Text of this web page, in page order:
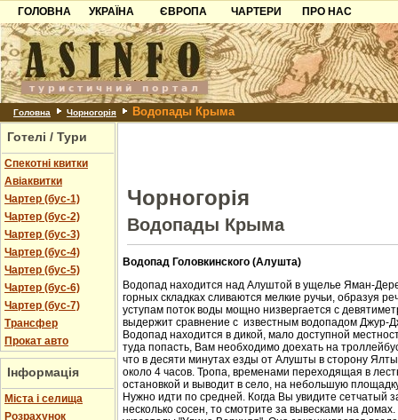
ГОЛОВНА
УКРАЇНА
Карпати
Азов
Причорноморря
Шацьк
ЄВРОПА
Чорногорія
Хорватія
Болгарія
Албанія
ЧАРТЕРИ
ПРО НАС
Контакти
Партнерам
Додати готель
Головна Чорногорія Водопады Крыма
Готелі / Тури
Спекотні квитки
Авіаквитки
Чартер (бус-1)
Чартер (бус-2)
Чартер (бус-3)
Чартер (бус-4)
Чартер (бус-5)
Чартер (бус-6)
Чартер (бус-7)
Трансфер
Прокат авто
Інформація
Міста і селища
Розрахунок
Чорногорія
Водопады Крыма
Водопад Головкинского (Алушта)
Водопад находится над Алуштой в ущелье Яман-
горных складках сливаются мелкие ручьи, образуя
уступам поток воды мощно низвергается с
выдержит сравнение с известным водопадом Джур-
Водопад находится в дикой, мало доступной
туда попасть, Вам необходимо доехать на
что в десяти минутах езды от Алушты в сторону
около 4 часов. Тропа, временами переходящая в
остановкой и выводит в село, на небольшую
Нужно идти по средней. Когда Вы увидите сетчатый
несколько сосен, то смотрите за вывесками на